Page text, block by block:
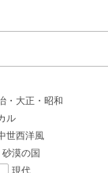
・大正・昭和
ル
世西洋風
砂漠の国
現代